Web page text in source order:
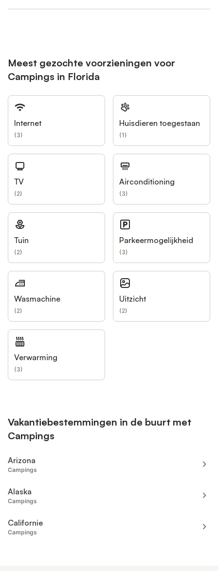
Meest gezochte voorzieningen voor
Campings in Florida
Internet
(3)
Huisdieren toegestaan
(1)
TV
(2)
Airconditioning
(3)
Tuin
(2)
Parkeermogelijkheid
(3)
Wasmachine
(2)
Uitzicht
(2)
Verwarming
(3)
Vakantiebestemmingen in de buurt met
Campings
Arizona
Campings
Alaska
Campings
Californie
Campings